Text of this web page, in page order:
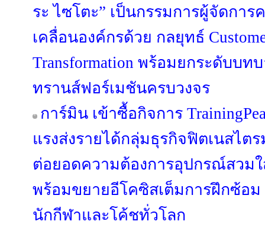
ระ ไซโตะ” เป็นกรรมการผู้จัดกา
เคลื่อนองค์กรด้วย กลยุทธ์
Transformation พร้อมยกระดับบ
ทรานส์ฟอร์เมชันครบวงจร
การ์มิน เข้าซื้อกิจการ
แรงส่งรายได้กลุ่มธุรกิจฟิตเนสไตร
ต่อยอดความต้องการอุปกรณ์สวม
พร้อมขยายอีโคซิสเต็มการฝึกซ้อ
นักกีฬาและโค้ชทั่วโลก